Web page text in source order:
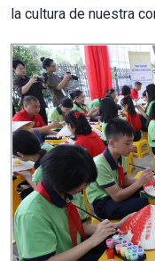
la cultura de nuestra